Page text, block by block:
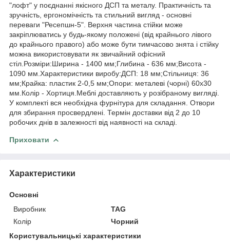
"лофт" у поєднанні якісного ДСП та металу. Практичність та
зручність, ергономічність та стильний вигляд - основні
переваги "Ресепшн-5". Верхня частина стійки може
закріплюватись у будь-якому положені (від крайнього лівого
до крайнього правого) або може бути тимчасово знята і стійку
можна використовувати як звичайний офісний
стіл.Розміри:Ширина - 1400 мм;Глибина - 636 мм;Висота -
1090 мм.Характеристики виробу:ДСП: 18 мм;Стільниця: 36
мм;Крайка: пластик 2-0,5 мм;Опори: металеві (чорні) 60х30
мм.Колір - Хортиця.Меблі доставляють у розібраному вигляді.
У комплекті вся необхідна фурнітура для складання. Отвори
для збирання просвердлені. Термін доставки від 2 до 10
робочих днів в залежності від наявності на складі.
Приховати
Характеристики
Основні
Виробник
TAG
Колір
Чорний
Користувальницькі характеристики